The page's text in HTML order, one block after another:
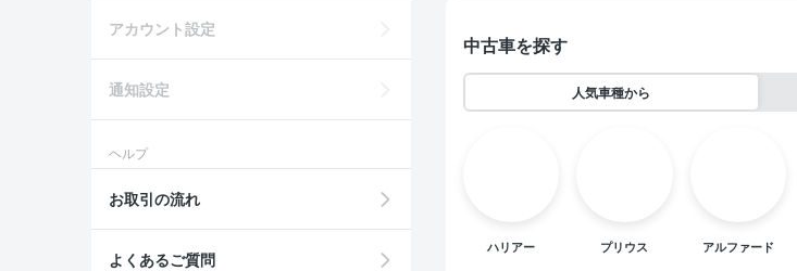
中古車を探す
人気車種から
ハリアー プリウス アルファード
アカウント設定
通知設定
ヘルプ
お取引の流れ
よくあるご質問